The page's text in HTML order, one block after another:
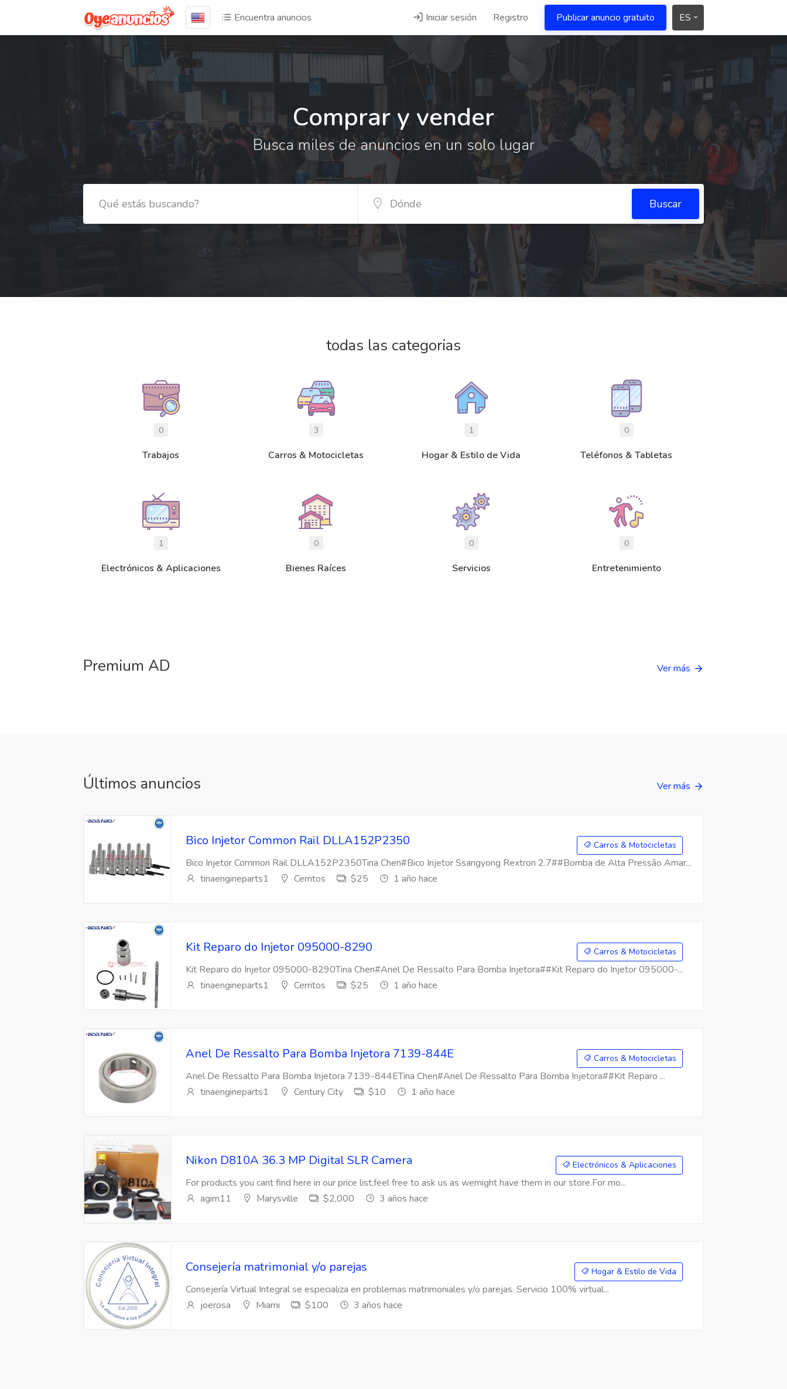
Encuentra anuncios Iniciar sesión Registro Publicar anuncio gratuito ES
Comprar y vender
Busca miles de anuncios en un solo lugar
Buscar
todas las categorias
0
Trabajos
3
Carros & Motocicletas
1
Hogar & Estilo de Vida
0
Teléfonos & Tabletas
1
Electrónicos & Aplicaciones
0
Bienes Raíces
0
Servicios
0
Entretenimiento
Premium AD Ver más
Últimos anuncios Ver más
Bico Injetor Common Rail DLLA152P2350 Carros & Motocicletas
Bico Injetor Common Rail DLLA152P2350Tina Chen#Bico Injetor Ssangyong Rextron 2.7##Bomba de Alta Pressão Amar...
tinaengineparts1
Cerritos $25 1 año hace
Kit Reparo do Injetor 095000-8290 Carros & Motocicletas
Kit Reparo do Injetor 095000-8290Tina Chen#Anel De Ressalto Para Bomba Injetora##Kit Reparo do Injetor 095000-...
tinaengineparts1
Cerritos $25 1 año hace
Anel De Ressalto Para Bomba Injetora 7139-844E Carros & Motocicletas
Anel De Ressalto Para Bomba Injetora 7139-844ETina Chen#Anel De Ressalto Para Bomba Injetora##Kit Reparo ...
tinaengineparts1
Century City $10 1 año hace
Nikon D810A 36.3 MP Digital SLR Camera Electrónicos & Aplicaciones
For products you cant find here in our price list,feel free to ask us as wemight have them in our store.For mo...
agim11
Marysville $2,000 3 años hace
Consejería matrimonial y/o parejas Hogar & Estilo de Vida
Consejería Virtual Integral se especializa en problemas matrimoniales y/o parejas. Servicio 100% virtual...
joerosa
Miami $100 3 años hace